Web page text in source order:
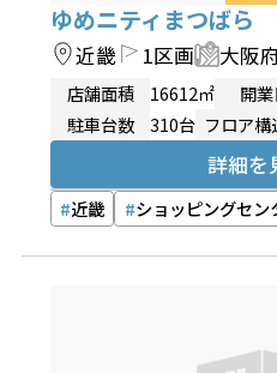
ゆめニティまつばら
近畿 1区画 大阪
店舗面積 16612㎡ 開
駐車台数
310台 フロア構
詳細を
近畿 ショッピングセン